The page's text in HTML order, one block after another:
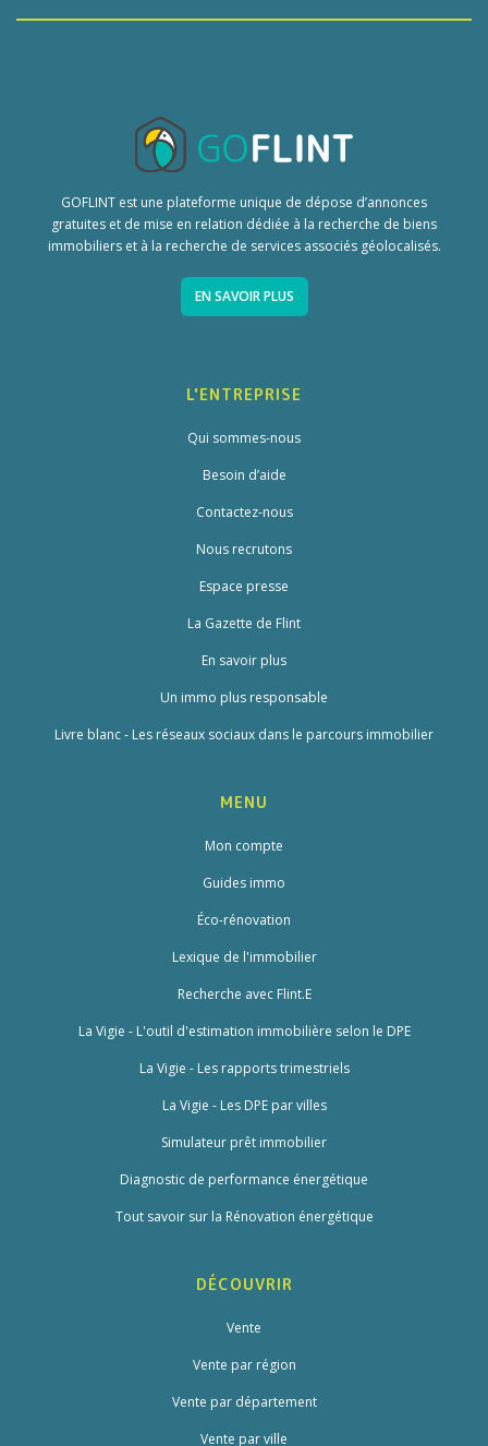
GOFLINT est une plateforme unique de dépose d’annonces
gratuites et de mise en relation dédiée à la recherche de biens
immobiliers et à la recherche de services associés géolocalisés.
EN SAVOIR PLUS
L'ENTREPRISE
Qui sommes-nous
Besoin d’aide
Contactez-nous
Nous recrutons
Espace presse
La Gazette de Flint
En savoir plus
Un immo plus responsable
Livre blanc - Les réseaux sociaux dans le parcours immobilier
MENU
Mon compte
Guides immo
Éco-rénovation
Lexique de l'immobilier
Recherche avec Flint.E
La Vigie - L'outil d'estimation immobilière selon le DPE
La Vigie - Les rapports trimestriels
La Vigie - Les DPE par villes
Simulateur prêt immobilier
Diagnostic de performance énergétique
Tout savoir sur la Rénovation énergétique
DÉCOUVRIR
Vente
Vente par région
Vente par département
Vente par ville